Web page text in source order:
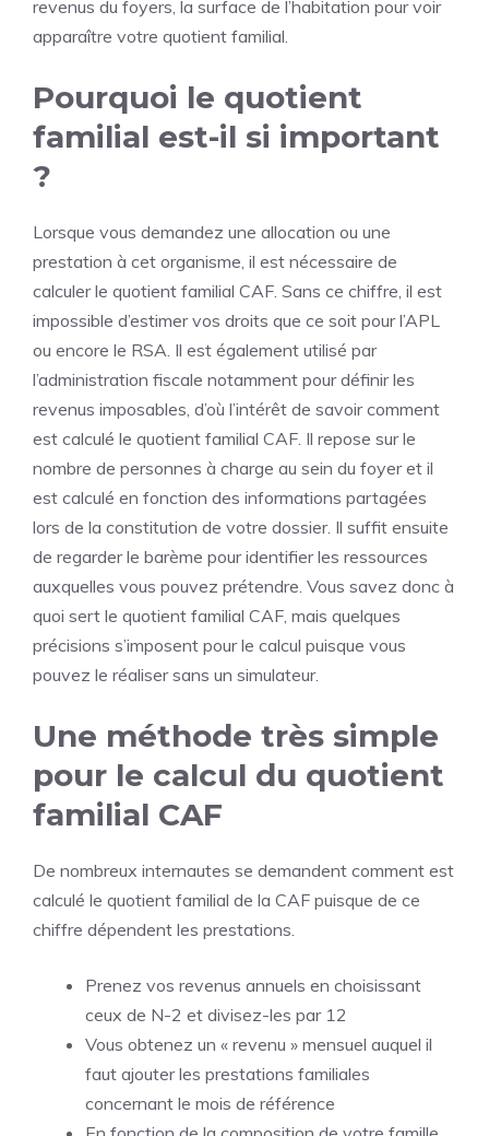
revenus du foyers, la surface de l’habitation pour voir
apparaître votre quotient familial.
Pourquoi le quotient
familial est-il si important
?
Lorsque vous demandez une allocation ou une
prestation à cet organisme, il est nécessaire de
calculer le quotient familial CAF. Sans ce chiffre, il est
impossible d’estimer vos droits que ce soit pour l’APL
ou encore le RSA. Il est également utilisé par
l’administration fiscale notamment pour définir les
revenus imposables, d’où l’intérêt de savoir comment
est calculé le quotient familial CAF. Il repose sur le
nombre de personnes à charge au sein du foyer et il
est calculé en fonction des informations partagées
lors de la constitution de votre dossier. Il suffit ensuite
de regarder le barème pour identifier les ressources
auxquelles vous pouvez prétendre. Vous savez donc à
quoi sert le quotient familial CAF, mais quelques
précisions s’imposent pour le calcul puisque vous
pouvez le réaliser sans un simulateur.
Une méthode très simple
pour le calcul du quotient
familial CAF
De nombreux internautes se demandent comment est
calculé le quotient familial de la CAF puisque de ce
chiffre dépendent les prestations.
Prenez vos revenus annuels en choisissant
ceux de N-2 et divisez-les par 12
Vous obtenez un « revenu » mensuel auquel il
faut ajouter les prestations familiales
concernant le mois de référence